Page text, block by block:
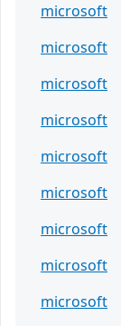
microsoft
microsoft
microsoft
microsoft
microsoft
microsoft
microsoft
microsoft
microsoft